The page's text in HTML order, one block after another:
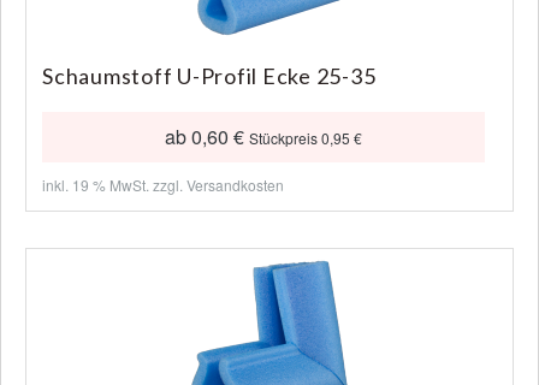
Schaumstoff U-Profil Ecke 25-35
ab 0,60 € Stückpreis 0,95 €
inkl. 19 % MwSt. zzgl. Versandkosten